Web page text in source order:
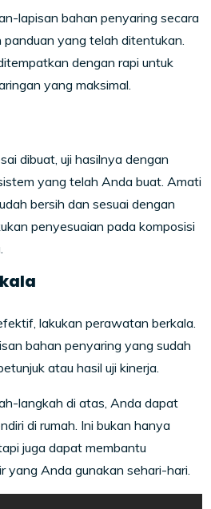
lapisan bahan penyaring secara
panduan yang telah ditentukan.
dengan rapi untuk
yang maksimal.
dibuat, uji hasilnya dengan
yang telah Anda buat. Amati
bersih dan sesuai dengan
penyesuaian pada komposisi
lakukan perawatan berkala.
bahan penyaring yang sudah
atau hasil uji kinerja.
langkah di atas, Anda dapat
di rumah. Ini bukan hanya
juga dapat membantu
yang Anda gunakan sehari-hari.